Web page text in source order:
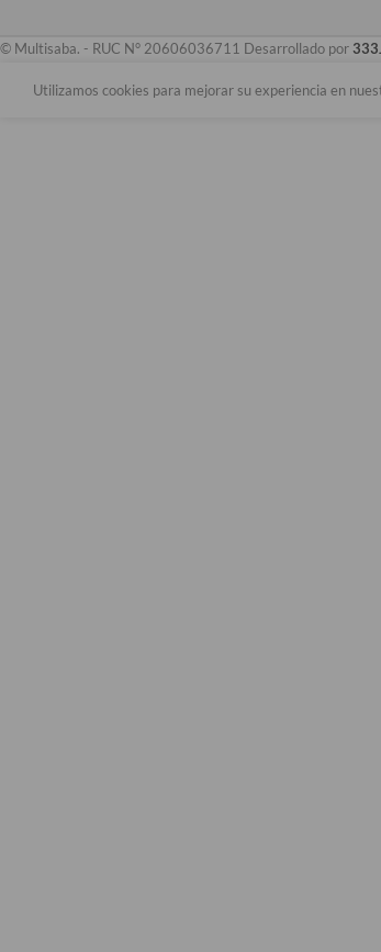
© Multisaba. - RUC N° 20606036711 Desarrollado por
Utilizamos cookies para mejorar su experiencia en